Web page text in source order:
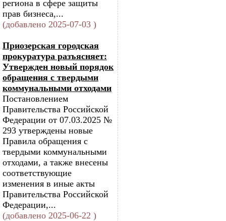
региона в сфере защиты
прав бизнеса,...
(добавлено 2025-07-03 )
Приозерская городская
прокуратура разъясняет:
Утвержден новый порядок
обращения с твердыми
коммунальными отходами
Постановлением
Правительства Российской
Федерации от 07.03.2025 №
293 утверждены новые
Правила обращения с
твердыми коммунальными
отходами, а также внесены
соответствующие
изменения в иные акты
Правительства Российской
Федерации,...
(добавлено 2025-06-22 )